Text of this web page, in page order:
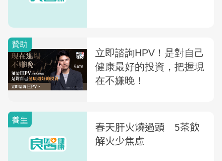
養生
春天肝火燒過頭 5茶飲
解火少焦慮